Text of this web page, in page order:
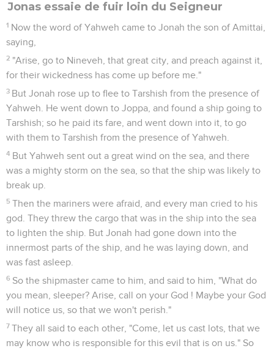
Télécharger le poster
© Le Projet Biblique
Jonas, fils d’Amittaï (1.1), originaire de Gath-Hépher en
Zabulon (2 R 14.25 ; Jos 19.10,13), a été le porte-parole de
l’Eternel dans le royaume du Nord sous le règne de
Jéroboam II (793 à 753 av. J.-C.). A cette époque, on assiste
à l’affaiblissement de la Syrie sous la pression des
Assyriens, puis à une éclipse de la puissance de l’Assyrie,